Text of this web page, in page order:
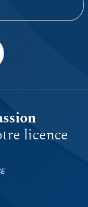
licence